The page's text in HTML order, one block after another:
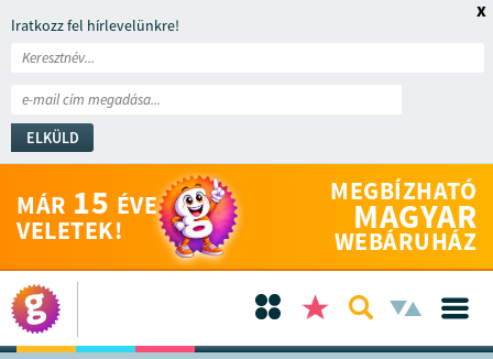
Iratkozz fel hírlevelünkre!
ELKÜLD
x
MÁR 15 ÉVE
VELETEK!
MEGBÍZHATÓ
MAGYAR
WEBÁRUHÁZ